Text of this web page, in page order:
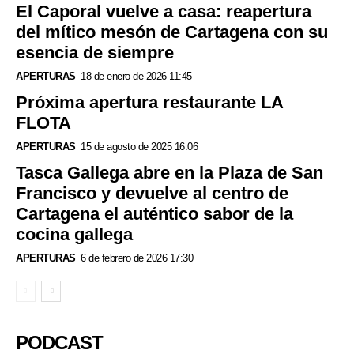
El Caporal vuelve a casa: reapertura
del mítico mesón de Cartagena con su
esencia de siempre
APERTURAS 18 de enero de 2026 11:45
Próxima apertura restaurante LA
FLOTA
APERTURAS 15 de agosto de 2025 16:06
Tasca Gallega abre en la Plaza de San
Francisco y devuelve al centro de
Cartagena el auténtico sabor de la
cocina gallega
APERTURAS 6 de febrero de 2026 17:30
PODCAST